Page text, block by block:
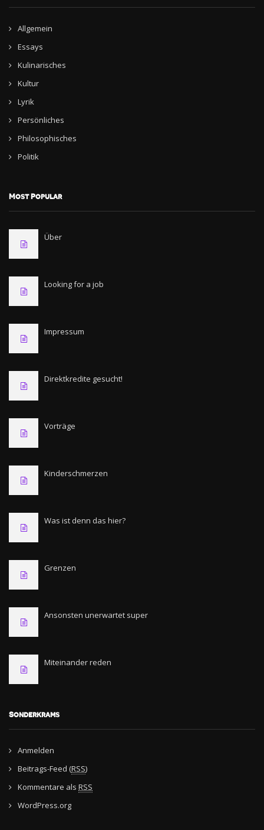
Allgemein
Essays
Kulinarisches
Kultur
Lyrik
Persönliches
Philosophisches
Politik
Most Popular
Über
Looking for a job
Impressum
Direktkredite gesucht!
Vorträge
Kinderschmerzen
Was ist denn das hier?
Grenzen
Ansonsten unerwartet super
Miteinander reden
Sonderkrams
Anmelden
Beitrags-Feed (RSS)
Kommentare als RSS
WordPress.org